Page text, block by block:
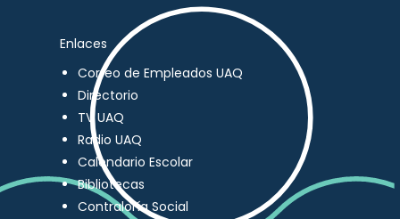
Enlaces
Correo de Empleados UAQ
Directorio
TV UAQ
Radio UAQ
Calendario Escolar
Bibliotecas
Contraloría Social